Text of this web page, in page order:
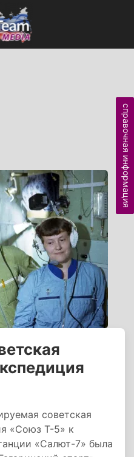
советская
«Союз Т-5» к
«Салют-7» была
справочная информация